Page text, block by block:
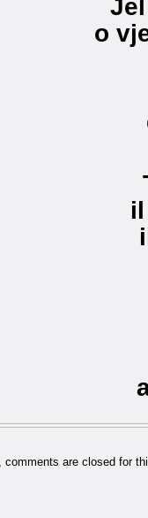
o
comments are closed for